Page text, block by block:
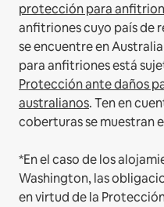
protección para
anfitriones cuyo país de
se encuentre en
para anfitriones está
Protección ante daños
australianos. Ten en
coberturas se muestran
*En el caso de los
Washington, las
en virtud de la